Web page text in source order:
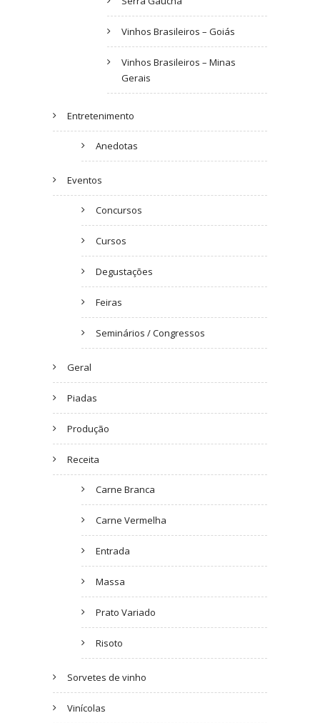
Vinhos Brasileiros – Goiás
Vinhos Brasileiros – Minas
Gerais
Entretenimento
Anedotas
Eventos
Concursos
Cursos
Degustações
Feiras
Seminários / Congressos
Geral
Piadas
Produção
Receita
Carne Branca
Carne Vermelha
Entrada
Massa
Prato Variado
Risoto
Sorvetes de vinho
Vinícolas